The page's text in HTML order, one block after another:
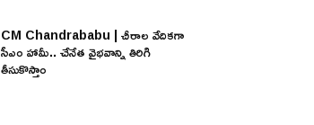
CM Chandrababu | చీరాల వేదికగా
సీఎం హామీ.. చేనేత వైభవాన్ని తిరిగి
తీసుకొస్తాం